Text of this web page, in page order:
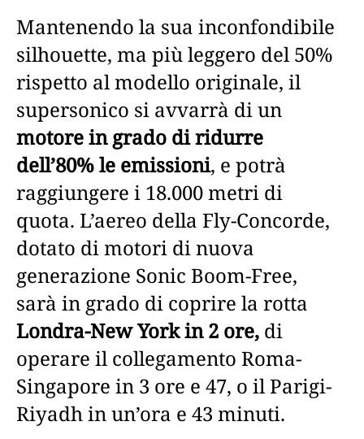
Mantenendo la sua inconfondibile
silhouette, ma più leggero del 50%
rispetto al modello originale, il
supersonico si avvarrà di un
motore in grado di ridurre
dell’80% le emissioni, e potrà
raggiungere i 18.000 metri di
quota. L’aereo della Fly-Concorde,
dotato di motori di nuova
generazione Sonic Boom-Free,
sarà in grado di coprire la rotta
Londra-New York in 2 ore, di
operare il collegamento Roma-
Singapore in 3 ore e 47, o il Parigi-
Riyadh in un’ora e 43 minuti.